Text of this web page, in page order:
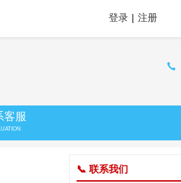
登录 | 注册
客服
📞 联系我们